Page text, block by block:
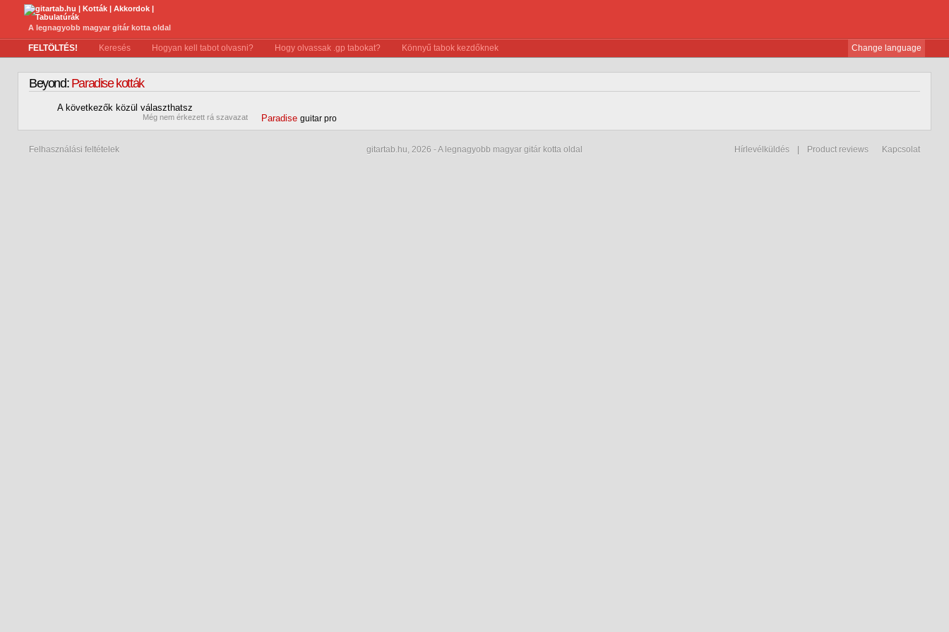
A legnagyobb magyar gitár kotta oldal
FELTÖLTÉS! Keresés Hogyan kell tabot olvasni? Hogy olvassak .gp tabokat? Könnyű tabok kezdőknek Change language
Beyond:Paradise kották
A következők közül választhatsz
Még nem érkezett rá szavazat Paradise guitar pro
Felhasználási feltételek Hírlevélküldés Product reviews Kapcsolat
gitartab.hu, 2026 - A legnagyobb magyar gitár kotta oldal